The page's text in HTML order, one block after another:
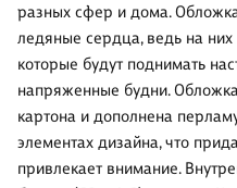
разных сфер и дома.
ледяные сердца, ведь на
которые будут поднимать
напряженные будни.
картона и дополнена
элементах дизайна, что
привлекает внимание.